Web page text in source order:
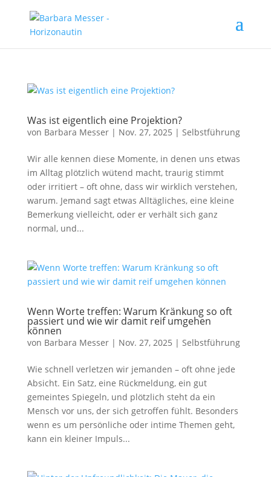
Was ist eigentlich eine Projektion?
von Barbara Messer| Nov. 27, 2025 | Selbstführung
Wir alle kennen diese Momente, in denen uns etwas
im Alltag plötzlich wütend macht, traurig stimmt
oder irritiert – oft ohne, dass wir wirklich verstehen,
warum. Jemand sagt etwas Alltägliches, eine kleine
Bemerkung vielleicht, oder er verhält sich ganz
normal, und...
Wenn Worte treffen: Warum Kränkung so oft
passiert und wie wir damit reif umgehen
können
von Barbara Messer| Nov. 27, 2025 | Selbstführung
Wie schnell verletzen wir jemanden – oft ohne jede
Absicht. Ein Satz, eine Rückmeldung, ein gut
gemeintes Spiegeln, und plötzlich steht da ein
Mensch vor uns, der sich getroffen fühlt. Besonders
wenn es um persönliche oder intime Themen geht,
kann ein kleiner Impuls...